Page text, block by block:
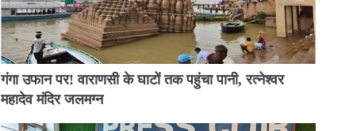
गंगा उफान पर! वाराणसी के घाटों तक पहुंचा पानी, रत्नेश्वर
महादेव मंदिर जलमग्न